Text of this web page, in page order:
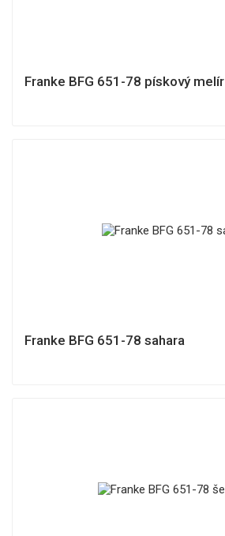
Franke BFG 651-78 pískový melír
Franke BFG 651-78 sahara